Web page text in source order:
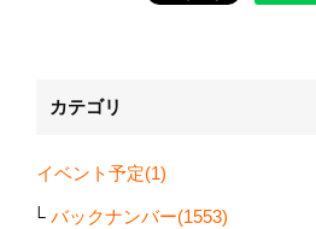
カテゴリ
イベント予定(1)
バックナンバー(1553)